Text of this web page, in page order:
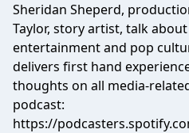
Sheridan Sheperd,
Taylor, story artist, talk
entertainment and pop
delivers first hand
thoughts on all media-
podcast:
https://